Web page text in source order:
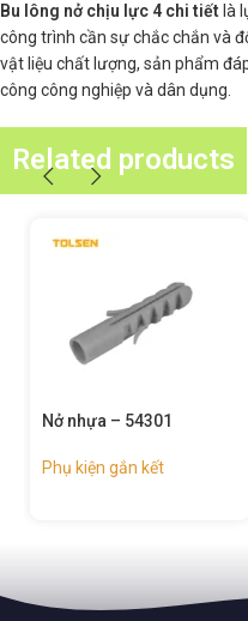
Bu lông nở chịu lực 4 chi tiết là
công trình cần sự chắc chắn và
vật liệu chất lượng, sản phẩm
công công nghiệp và dân dụng.
Related products
Nở nhựa – 54301
Phụ kiện gắn kết